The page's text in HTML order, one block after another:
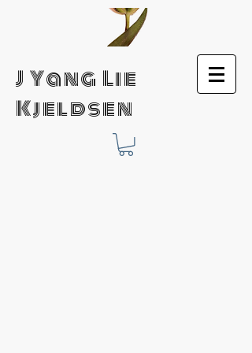
J Yang Lie
Kjeldsen